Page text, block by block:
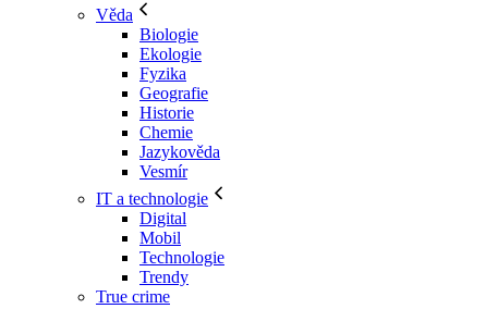
Věda
Biologie
Ekologie
Fyzika
Geografie
Historie
Chemie
Jazykověda
Vesmír
IT a technologie
Digital
Mobil
Technologie
Trendy
True crime